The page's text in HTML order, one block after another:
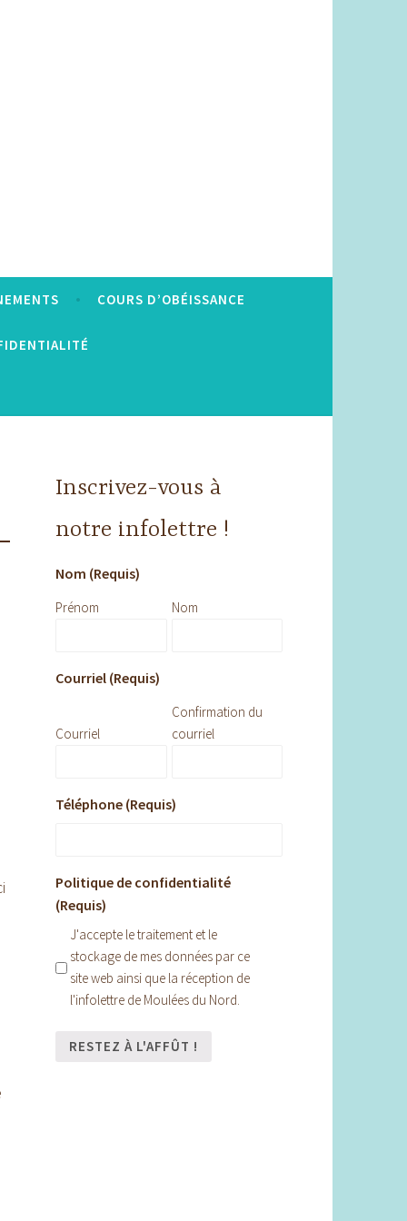
COURS D’OBÉISSANCE
Inscrivez-vous à
notre infolettre !
Nom (Requis)
Prénom Nom
Courriel (Requis)
Courriel
Confirmation du
courriel
Téléphone (Requis)
Politique de confidentialité
(Requis)
J'accepte le traitement et le
stockage de mes données par ce
site web ainsi que la réception de
l'infolettre de Moulées du Nord.